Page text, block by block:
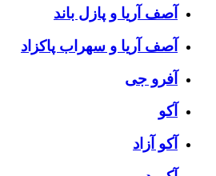
آصف آریا و پازل باند
آصف آریا و سهراب پاکزاد
آفرو جی
آکو
آکو آزاد